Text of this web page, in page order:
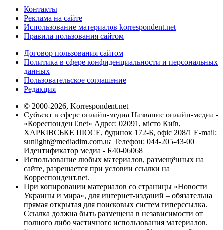
Контакты
Реклама на сайте
Использование материалов korrespondent.net
Правила пользования сайтом
Договор пользования сайтом
Политика в сфере конфиденциальности и персональных
данных
Пользовательское соглашение
Редакция
© 2000-2026, Korrespondent.net
Субъект в сфере онлайн-медиа Название онлайн-медиа -
«КореспонденТ.net» Адрес: 02091, місто Київ,
ХАРКІВСЬКЕ ШОСЕ, будинок 172-Б, офіс 208/1 E-mail:
sunlight@mediadim.com.ua Телефон: 044-205-43-00
Идентификатор медиа - R40-06068
Использование любых материалов, размещённых на
сайте, разрешается при условии ссылки на
Корреспондент.net.
При копировании материалов со страницы «Новости
Украины и мира», для интернет-изданий – обязательна
прямая открытая для поисковых систем гиперссылка.
Ссылка должна быть размещена в независимости от
полного либо частичного использования материалов.